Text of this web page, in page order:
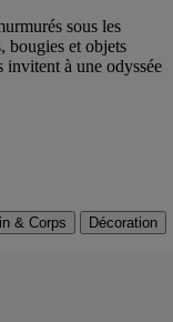
sous les
bougies et objets
invitent à une odyssée
& Corps Décoration